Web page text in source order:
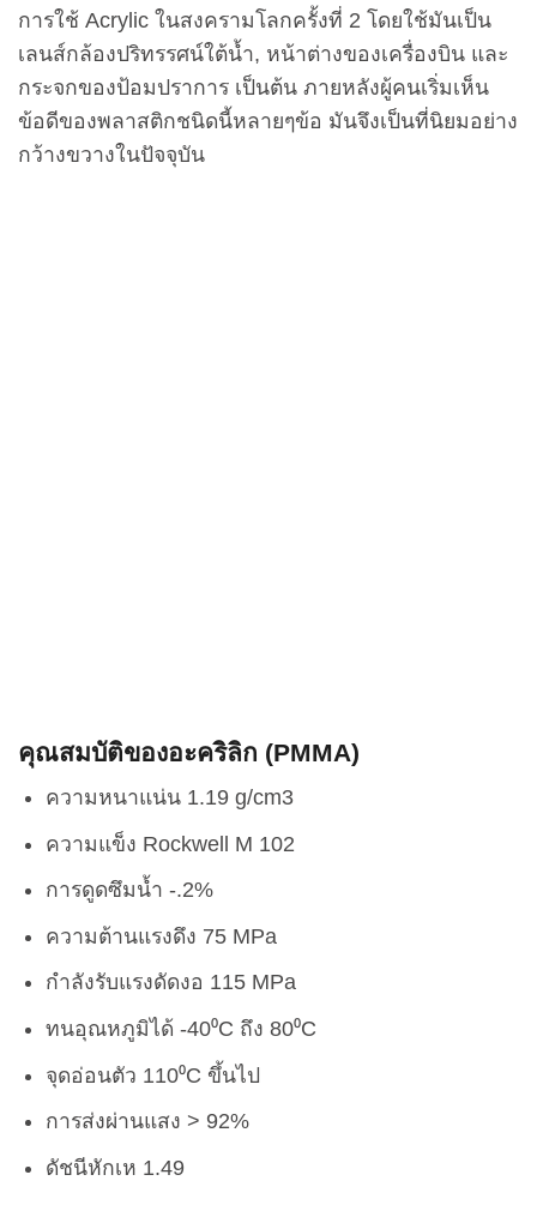
การใช้ Acrylic ในสงครามโลกครั้งที่ 2 โดยใช้มันเป็น
เลนส์กล้องปริทรรศน์ใต้น้ำ, หน้าต่างของเครื่องบิน และ
กระจกของป้อมปราการ เป็นต้น ภายหลังผู้คนเริ่มเห็น
ข้อดีของพลาสติกชนิดนี้หลายๆข้อ มันจึงเป็นที่นิยมอย่าง
กว้างขวางในปัจจุบัน
คุณสมบัติของอะคริลิก (PMMA)
ความหนาแน่น 1.19 g/cm3
ความแข็ง Rockwell M 102
การดูดซึมน้ำ -.2%
ความต้านแรงดึง 75 MPa
กำลังรับแรงดัดงอ 115 MPa
ทนอุณหภูมิได้ -40⁰C ถึง 80⁰C
จุดอ่อนตัว 110⁰C ขึ้นไป
การส่งผ่านแสง > 92%
ดัชนีหักเห 1.49